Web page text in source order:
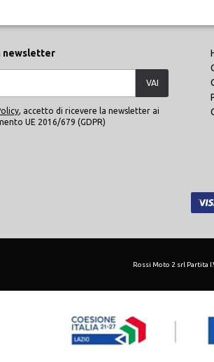
newsletter
VAI
, accetto di ricevere la newsletter ai
UE 2016/679 (GDPR)
Rossi Moto 2 srl Partita